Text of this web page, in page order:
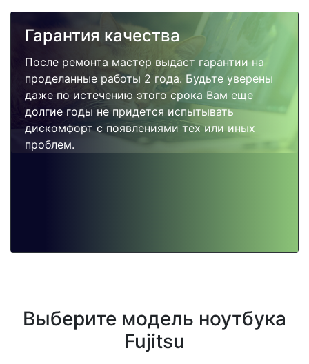
Гарантия качества
После ремонта мастер выдаст гарантии на
проделанные работы 2 года. Будьте уверены
даже по истечению этого срока Вам еще
долгие годы не придется испытывать
дискомфорт с появлениями тех или иных
проблем.
Выберите модель ноутбука
Fujitsu